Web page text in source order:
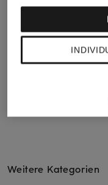
Weitere Kategorien